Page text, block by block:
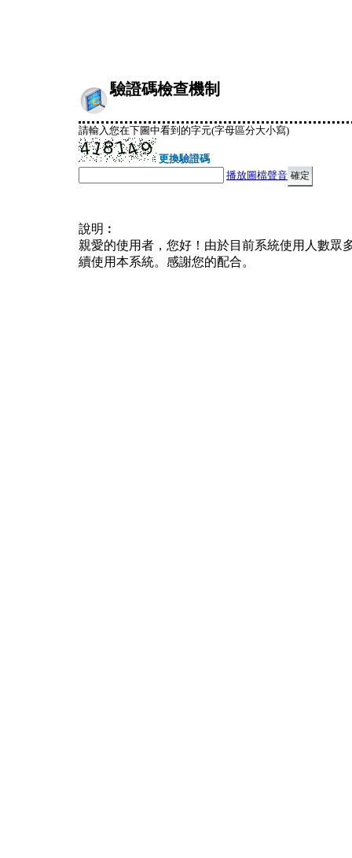
驗證碼檢查機制
請輸入您在下圖中看到的字元(字母區分大小寫)
更換驗證碼
播放圖檔聲音
說明︰
親愛的使用者，您好！由於目前系統使用人數眾
續使用本系統。感謝您的配合。